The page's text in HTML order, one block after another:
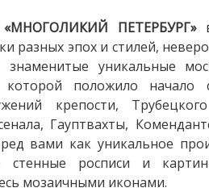
ПЕТЕРБУРГ»
разных эпох и стилей,
уникальные
положило начало
крепости,
Гауптвахты,
вами как уникальное
стенные росписи и
мозаичными иконами.